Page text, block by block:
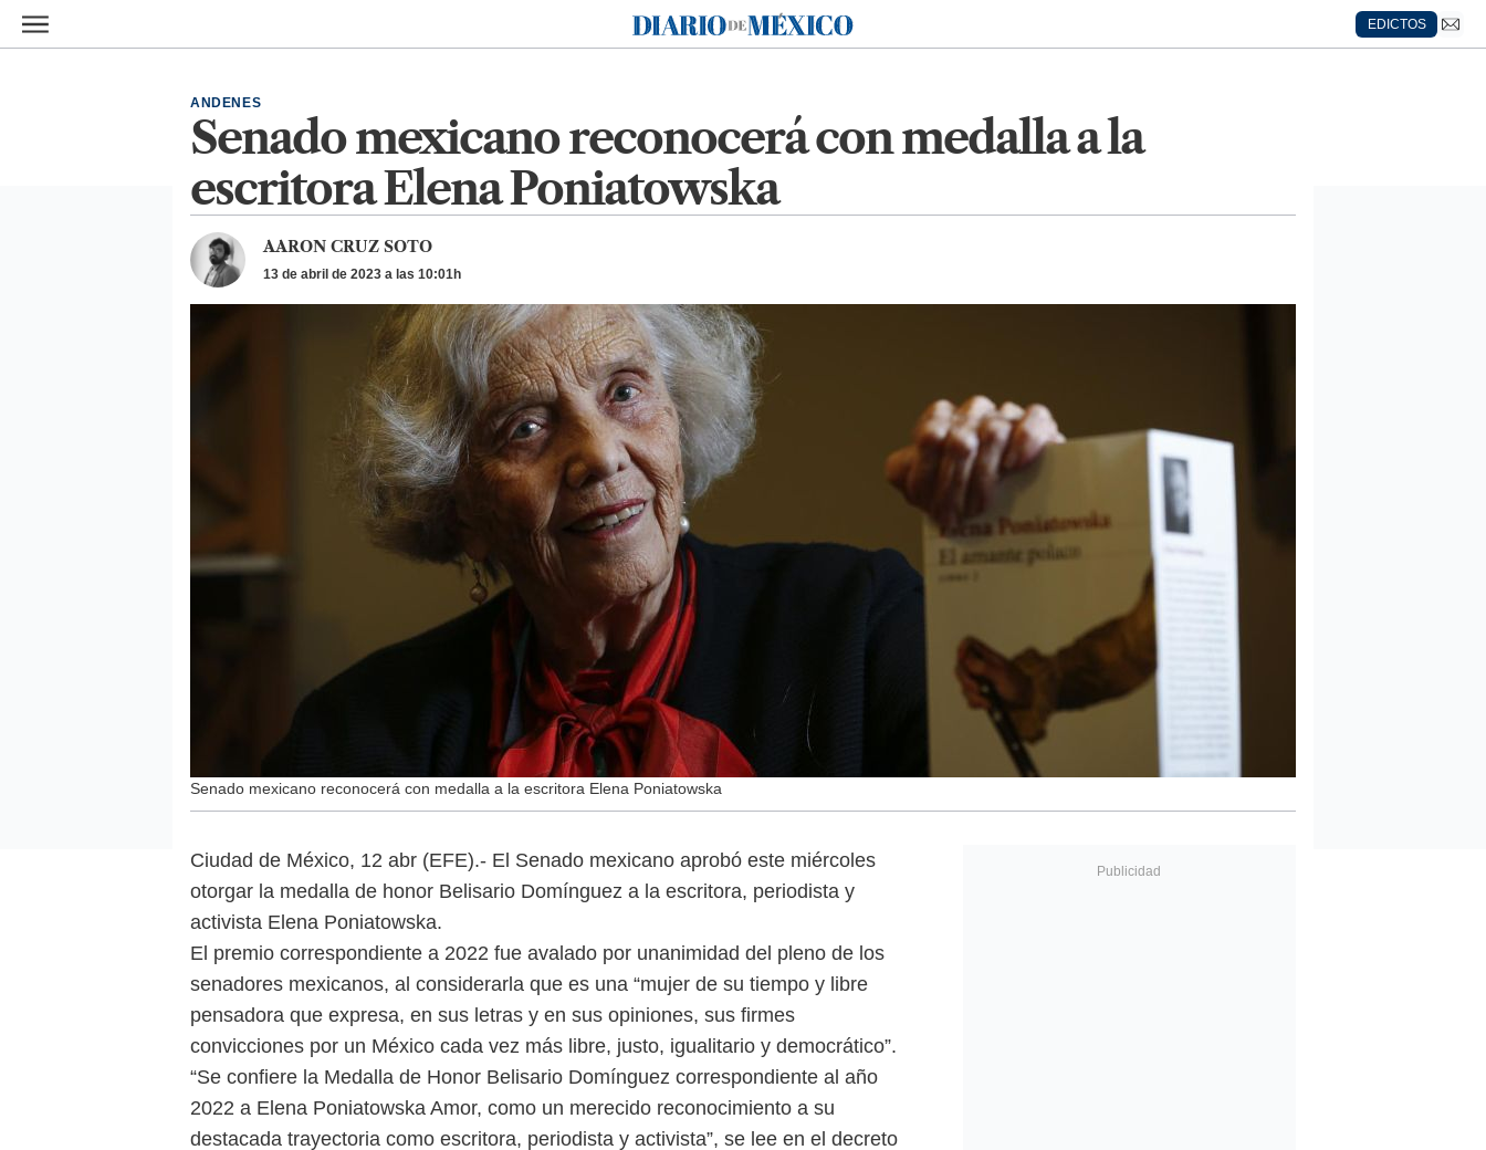
Ir al contenido principal
Diario de México
EDICTOS
Senado mexicano reconocerá con medalla a la
escritora Elena Poniatowska
ANDENES
AARON CRUZ SOTO
13 de abril de 2023 a las 10:01h
Senado mexicano reconocerá con medalla a la escritora Elena Poniatowska
Ciudad de México, 12 abr (EFE).- El Senado mexicano aprobó este miércoles
otorgar la medalla de honor Belisario Domínguez a la escritora, periodista y
activista Elena Poniatowska.
El premio correspondiente a 2022 fue avalado por unanimidad del pleno de los
senadores mexicanos, al considerarla que es una “mujer de su tiempo y libre
pensadora que expresa, en sus letras y en sus opiniones, sus firmes
convicciones por un México cada vez más libre, justo, igualitario y democrático”.
“Se confiere la Medalla de Honor Belisario Domínguez correspondiente al año
2022 a Elena Poniatowska Amor, como un merecido reconocimiento a su
destacada trayectoria como escritora, periodista y activista”, se lee en el decreto